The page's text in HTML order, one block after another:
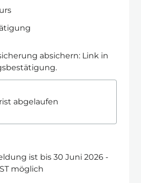
absichern: Link in
abgelaufen
ist bis 30 Juni 2026 -
möglich